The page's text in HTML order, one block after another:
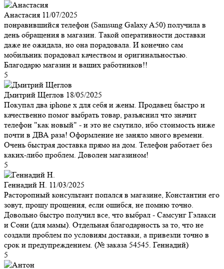
Анастасия 11/07/2025
понравившийся телефон (Samsung Galaxy A50) получила в
день обращения в магазин. Такой оперативности доставки
даже не ожидала, но она порадовала. И конечно сам
мобильник порадовал качеством и оригинальностью.
Благодарю магазин и ваших работников!!
5
Дмитрий Щеглов 18/05/2025
Покупал два iphone x для себя и жены. Продавец быстро и
качественно помог выбрать товар, разъяснил что значит
телефон "как новый" - и это не смутило, ибо стоимость ниже
почти в ДВА раза! Оформление не заняло много времени.
Очень быстрая доставка прямо на дом. Телефон работает без
каких-либо проблем. Доволен магазином!
5
Геннадий Н. 11/03/2025
Расторопный консультант попался в магазине, Константин его
зовут, прощу прощения, если ошибся, не помню точно.
Довольно быстро получил все, что выбрал - Самсунг Гэлакси
и Сони (для мамы). Отдельная благодарность за то, что не
создали проблем по условиям доставки, а привезли точно в
срок и предупреждением. (№ заказа 54545. Геннадий)
5